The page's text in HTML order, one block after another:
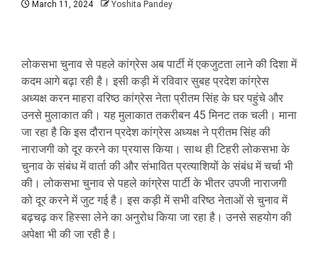
March 11, 2024 Yoshita Pandey
लोकसभा चुनाव से पहले कांग्रेस अब पार्टी में एकजुटता लाने की दिशा में
कदम आगे बढ़ा रही है। इसी कड़ी में रविवार सुबह प्रदेश कांग्रेस
अध्यक्ष करन माहरा वरिष्ठ कांग्रेस नेता प्रीतम सिंह के घर पहुंचे और
उनसे मुलाकात की। यह मुलाकात तकरीबन 45 मिनट तक चली। माना
जा रहा है कि इस दौरान प्रदेश कांग्रेस अध्यक्ष ने प्रीतम सिंह की
नाराजगी को दूर करने का प्रयास किया। साथ ही टिहरी लोकसभा के
चुनाव के संबंध में वार्ता की और संभावित प्रत्याशियों के संबंध में चर्चा भी
की। लोकसभा चुनाव से पहले कांग्रेस पार्टी के भीतर उपजी नाराजगी
को दूर करने में जुट गई है। इस कड़ी में सभी वरिष्ठ नेताओं से चुनाव में
बढ़चढ़ कर हिस्सा लेने का अनुरोध किया जा रहा है। उनसे सहयोग की
अपेक्षा भी की जा रही है।